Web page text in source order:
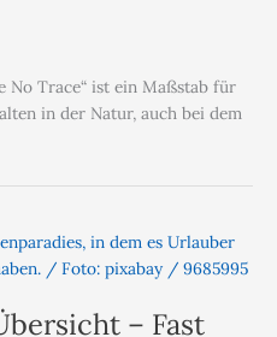
No Trace“ ist ein Maßstab für
in der Natur, auch bei dem
– Fast